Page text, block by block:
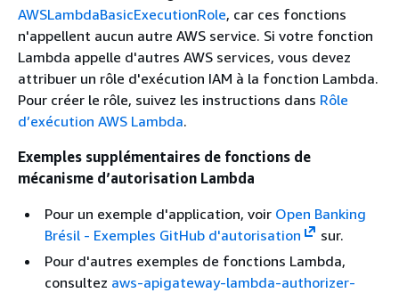
AWSLambdaBasicExecutionRole, car ces fonctions
n'appellent aucun autre AWS service. Si votre fonction
Lambda appelle d'autres AWS services, vous devez
attribuer un rôle d'exécution IAM à la fonction Lambda.
Pour créer le rôle, suivez les instructions dans Rôle
d’exécution AWS Lambda.
Exemples supplémentaires de fonctions de
mécanisme d’autorisation Lambda
Pour un exemple d'application, voir Open Banking
Brésil - Exemples GitHub d'autorisation
sur.
Pour d'autres exemples de fonctions Lambda,
consultez aws-apigateway-lambda-authorizer-